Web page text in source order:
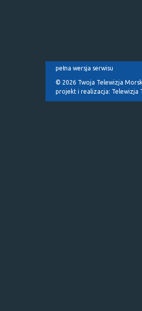
pełna wersja serwisu
© 2026 Twoja Telewizja
projekt i realizacja: Telewizja